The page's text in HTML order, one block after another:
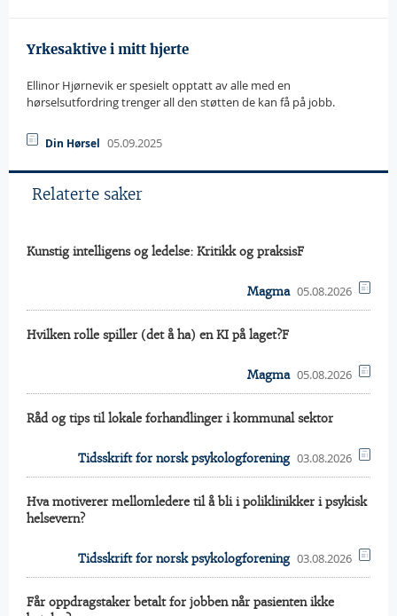
Yrkesaktive i mitt hjerte
Ellinor Hjørnevik er spesielt opptatt av alle med en
hørselsutfordring trenger all den støtten de kan få på jobb.
Din Hørsel 05.09.2025
Relaterte saker
Kunstig intelligens og ledelse: Kritikk og praksisF
Magma 05.08.2026
Hvilken rolle spiller (det å ha) en KI på laget?F
Magma 05.08.2026
Råd og tips til lokale forhandlinger i kommunal sektor
Tidsskrift for norsk psykologforening 03.08.2026
Hva motiverer mellomledere til å bli i poliklinikker i psykisk
helsevern?
Tidsskrift for norsk psykologforening 03.08.2026
Får oppdragstaker betalt for jobben når pasienten ikke